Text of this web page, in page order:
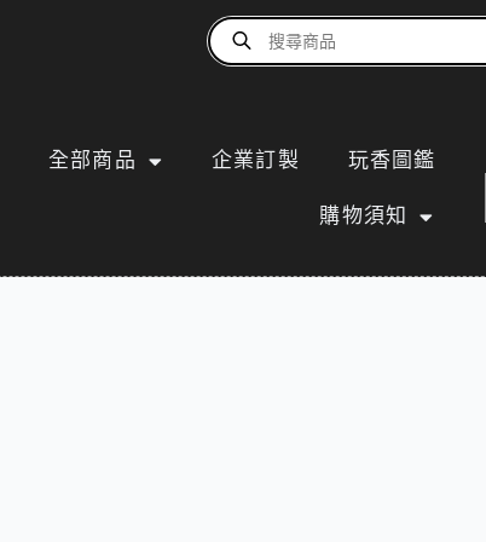
全部商品 企業訂製 玩香圖鑑
購物須知